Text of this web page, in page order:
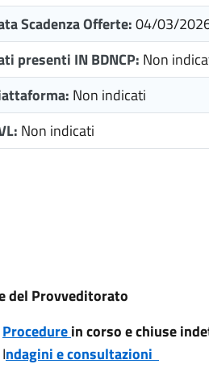
Scadenza Offerte:04/03/
presenti IN BDNCP: Non
Non indicati
Non indicati
del Provveditorato
Procedurein corso e chiuse
Indagini e consultazioni